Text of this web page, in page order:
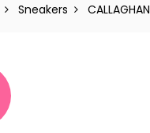
Sneakers CALLAGHAN